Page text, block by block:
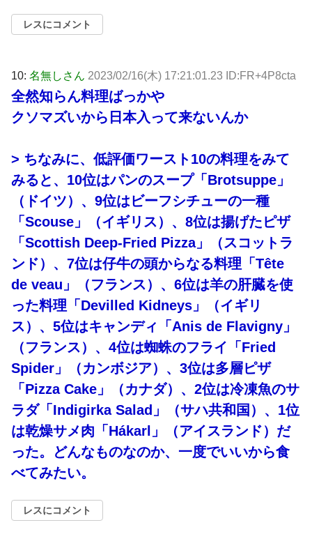
レスにコメント
10: 名無しさん 2023/02/16(木) 17:21:01.23 ID:FR+4P8cta
全然知らん料理ばっかや
クソマズいから日本入って来ないんか
> ちなみに、低評価ワースト10の料理をみて
みると、10位はパンのスープ「Brotsuppe」
（ドイツ）、9位はビーフシチューの一種
「Scouse」（イギリス）、8位は揚げたピザ
「Scottish Deep-Fried Pizza」（スコットラ
ンド）、7位は仔牛の頭からなる料理「Tête
de veau」（フランス）、6位は羊の肝臓を使
った料理「Devilled Kidneys」（イギリ
ス）、5位はキャンディ「Anis de Flavigny」
（フランス）、4位は蜘蛛のフライ「Fried
Spider」（カンボジア）、3位は多層ピザ
「Pizza Cake」（カナダ）、2位は冷凍魚のサ
ラダ「Indigirka Salad」（サハ共和国）、1位
は乾燥サメ肉「Hákarl」（アイスランド）だ
った。どんなものなのか、一度でいいから食
べてみたい。
レスにコメント